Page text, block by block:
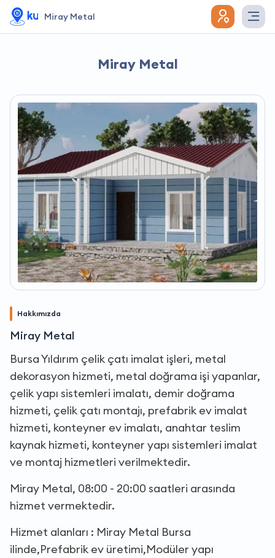
Miray Metal
Miray Metal
Hakkımızda
Miray Metal
Bursa Yıldırım çelik çatı imalat işleri, metal
dekorasyon hizmeti, metal doğrama işi yapanlar,
çelik yapı sistemleri imalatı, demir doğrama
hizmeti, çelik çatı montajı, prefabrik ev imalat
hizmeti, konteyner ev imalatı, anahtar teslim
kaynak hizmeti, konteyner yapı sistemleri imalat
ve montaj hizmetleri verilmektedir.
Miray Metal, 08:00 - 20:00 saatleri arasında
hizmet vermektedir.
Hizmet alanları : Miray Metal Bursa
ilinde,Prefabrik ev üretimi,Modüler yapı